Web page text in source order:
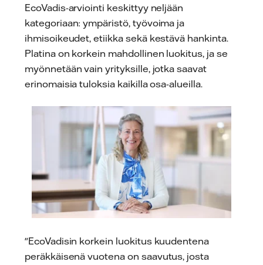
EcoVadis-arviointi keskittyy neljään
kategoriaan: ympäristö, työvoima ja
ihmisoikeudet, etiikka sekä kestävä hankinta.
Platina on korkein mahdollinen luokitus, ja se
myönnetään vain yrityksille, jotka saavat
erinomaisia tuloksia kaikilla osa-alueilla.
"EcoVadisin korkein luokitus kuudentena
peräkkäisenä vuotena on saavutus, josta